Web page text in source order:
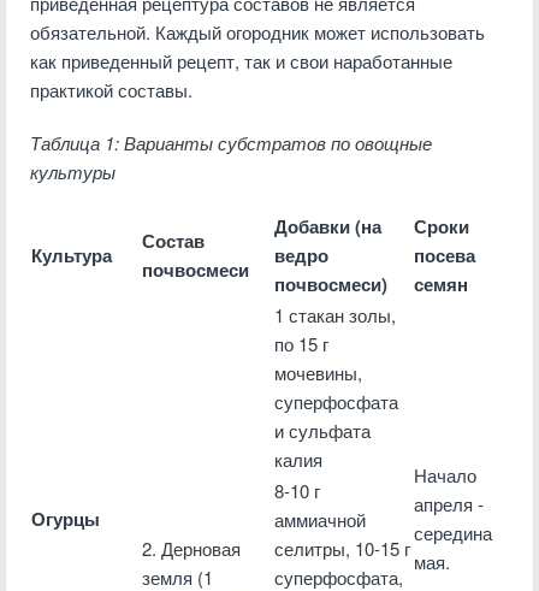
обязательной. Каждый огородник может использовать
как приведенный рецепт, так и свои наработанные
практикой составы.
Таблица 1: Варианты субстратов по овощные
культуры
Культура
Состав
почвосмеси
Добавки (на
ведро
почвосмеси)
Сроки
посева
семян
Огурцы
1 стакан золы,
по 15 г
мочевины,
суперфосфата
и сульфата
калия
Начало
апреля -
середина
мая.
2. Дерновая
земля (1
8-10 г
аммиачной
селитры, 10-15 г
суперфосфата,